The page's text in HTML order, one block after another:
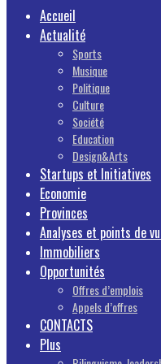
Accueil
Actualité
Sports
Musique
Politique
Culture
Société
Education
Design&Arts
Startups et Initiatives
Economie
Provinces
Analyses et points de
Immobiliers
Opportunités
Offres d’emplois
Appels d’offres
CONTACTS
Plus